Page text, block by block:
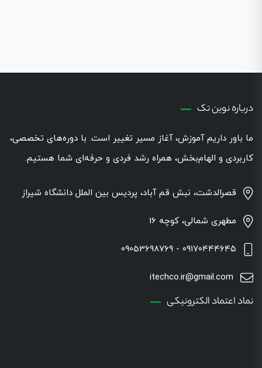
درباره نوین تک
ما باور داریم آموزش، آغاز مسیر تغییر است. با دوره‌های تخصصی،
کاربردی و الهام‌بخش، همراه رشد فردی و حرفه‌ای شما هستیم.
قصرالدشت، نبش قم آباد، پردیس بین الملل دانشگاه شیراز
مطهری شمالی، کوچه 16
۰۹۱۷۰۴۴۴۶۴۵ - 09053698769
itechco.ir@gmail.com
نماد اعتماد الکترونیکی